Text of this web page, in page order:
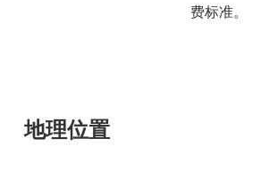
费标准。
地理位置